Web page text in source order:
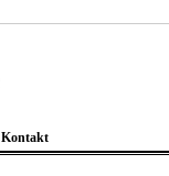
Kontakt